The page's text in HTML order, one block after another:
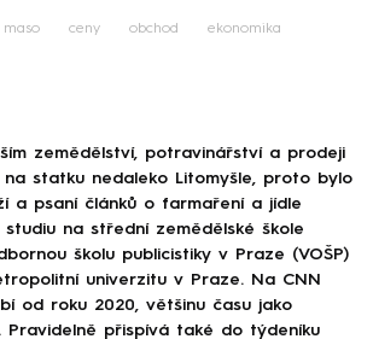
maso ceny obchod ekonomika
zemědělství, potravinářství a prodeji
na statku nedaleko Litomyšle, proto bylo
a psaní článků o farmaření a jídle
studiu na střední zemědělské škole
školu publicistiky v Praze (VOŠP)
univerzitu v Praze. Na CNN
od roku 2020, většinu času jako
Pravidelně přispívá také do týdeníku